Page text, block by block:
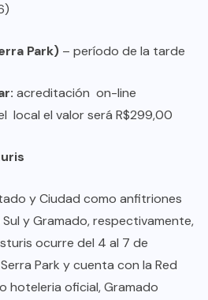
Park) – período de la tarde
acreditación on-line
local el valor será R$299,00
y Ciudad como anfitriones
y Gramado, respectivamente,
ocurre del 4 al 7 de
Park y cuenta con la Red
hoteleria oficial, Gramado